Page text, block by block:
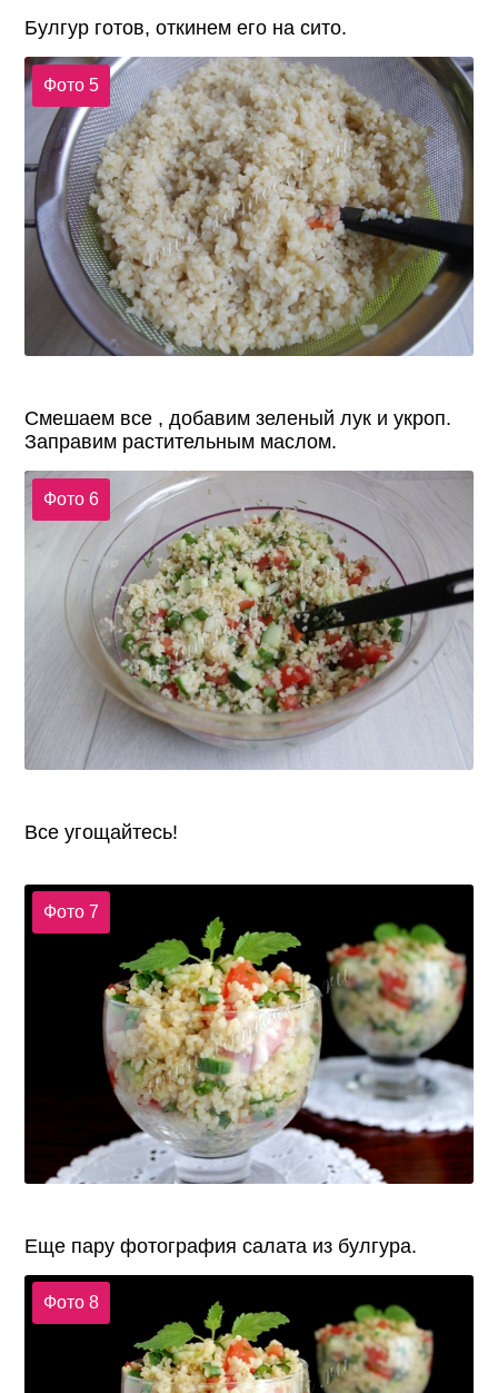
Булгур готов, откинем его на сито.
Фото 5
Смешаем все , добавим зеленый лук и укроп.
Заправим растительным маслом.
Фото 6
Все угощайтесь!
Фото 7
Еще пару фотография салата из булгура.
Фото 8